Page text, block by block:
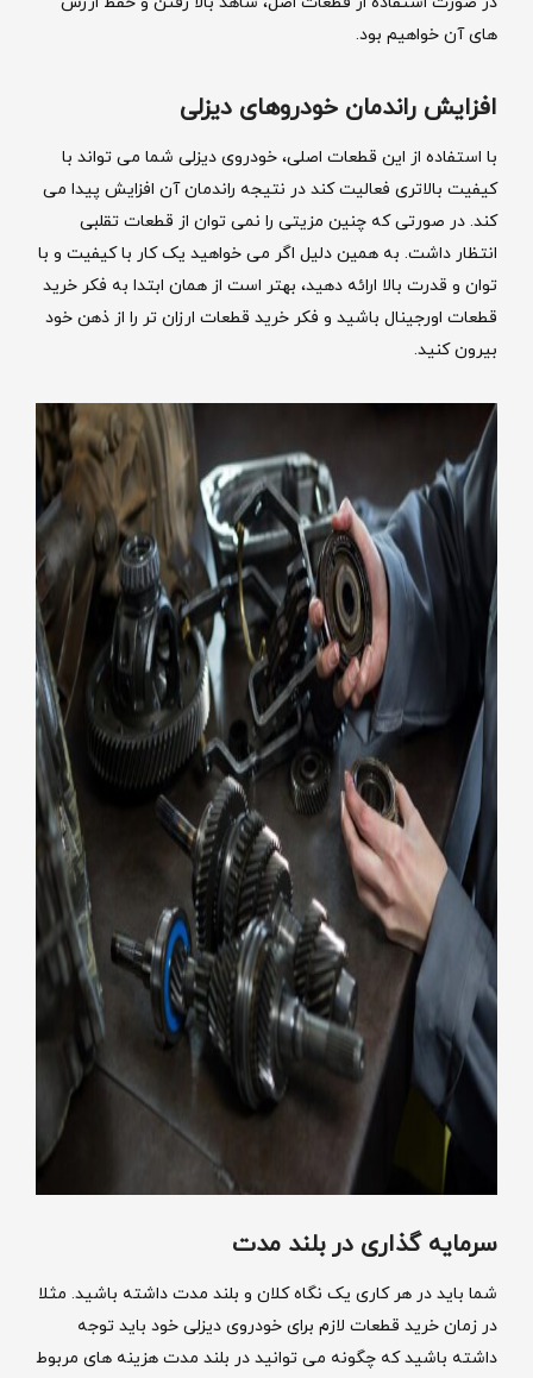
های آن خواهیم بود.
افزایش راندمان خودروهای دیزلی
با استفاده از این قطعات اصلی، خودروی دیزلی شما می تواند با
کیفیت بالاتری فعالیت کند در نتیجه راندمان آن افزایش پیدا می
کند. در صورتی که چنین مزیتی را نمی توان از قطعات تقلبی
انتظار داشت. به همین دلیل اگر می خواهید یک کار با کیفیت و با
توان و قدرت بالا ارائه دهید، بهتر است از همان ابتدا به فکر خرید
قطعات اورجینال باشید و فکر خرید قطعات ارزان تر را از ذهن خود
بیرون کنید.
سرمایه گذاری در بلند مدت
شما باید در هر کاری یک نگاه کلان و بلند مدت داشته باشید. مثلا
در زمان خرید قطعات لازم برای خودروی دیزلی خود باید توجه
داشته باشید که چگونه می توانید در بلند مدت هزینه های مربوط